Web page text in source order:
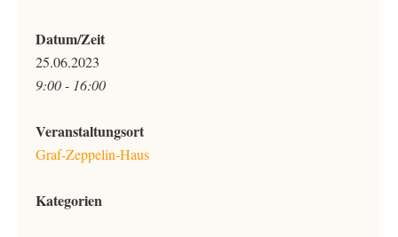
Datum/Zeit
25.06.2023
9:00 - 16:00
Veranstaltungsort
Graf-Zeppelin-Haus
Kategorien